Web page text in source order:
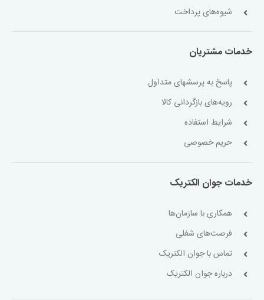
شیوه‌های پرداخت
خدمات مشتریان
پاسخ به پرسشهای متداول
رویه‌های بازگردانی کالا
شرایط استفاده
حریم خصوصی
خدمات جوان الکتریک
همکاری با سازمان‌ها
فرصت‌های شغلی
تماس با جوان الکتریک
درباره جوان الکتریک